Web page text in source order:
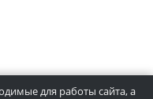
или отправляйте
почте.